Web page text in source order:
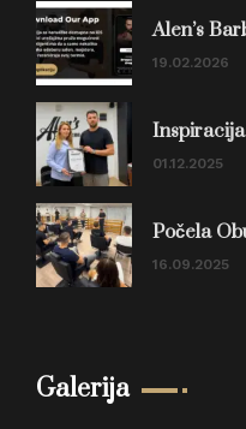
Alen’s
19.02.2026
Inspiracija
01.12.2025
Počela
16.09.2025
Galerija